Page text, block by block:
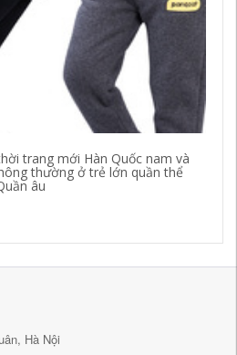
trang mới Hàn Quốc nam và
thường ở trẻ lớn quần thể
âu
Hà Nội